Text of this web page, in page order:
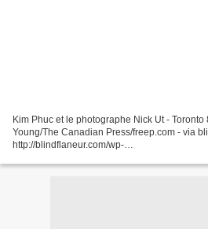
Kim Phuc et le photographe Nick Ut -
Young/The Canadian Press/freep.com - via
http://blindflaneur.com/wp-
blanc prise par Nick Ut...